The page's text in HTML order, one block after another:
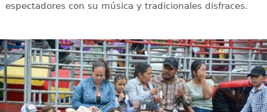
espectadores con su música y tradicionales disfraces.